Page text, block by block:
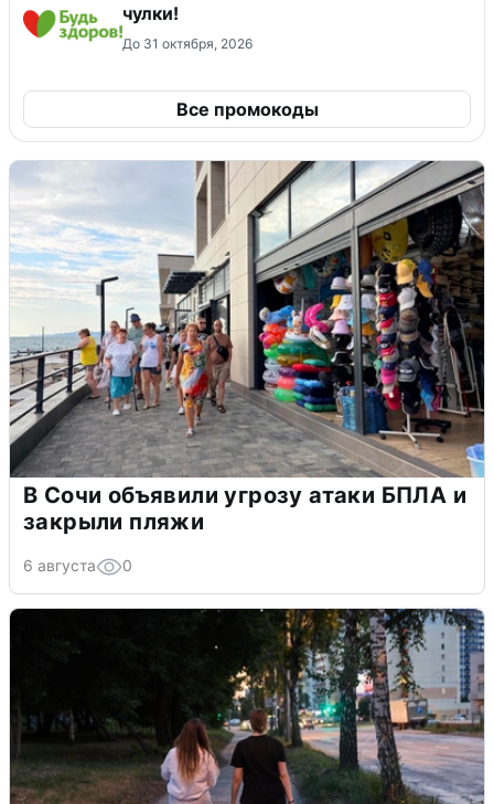
чулки!
До 31 октября, 2026
Все промокоды
В Сочи объявили угрозу атаки БПЛА и
закрыли пляжи
6 августа 0